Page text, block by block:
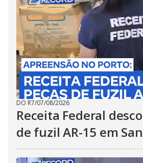
DO R7/07/08/2026
Receita Federal
de fuzil AR-15 em